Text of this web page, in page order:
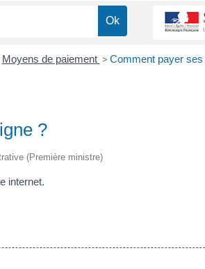
Moyens de paiement > Comment payer
?
(Première ministre)
internet.